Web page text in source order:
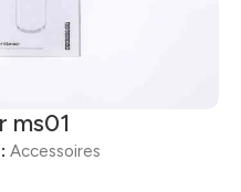
ms01
Accessoires